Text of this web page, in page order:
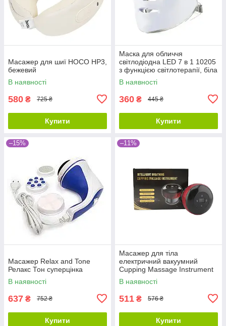
Масажер для шиї HOCO HP3,
бежевий
В наявності
580 ₴ 725 ₴
Купити
Маска для обличчя
світлодіодна LED 7 в 1 10205
з функцією світлотерапії, біла
В наявності
360 ₴ 445 ₴
Купити
–15%
Масажер Relax and Tone
Релакс Тон суперцінка
В наявності
637 ₴ 752 ₴
Купити
–11%
Масажер для тіла
електричний вакуумний
Cupping Massage Instrument
8857
В наявності
511 ₴ 576 ₴
Купити